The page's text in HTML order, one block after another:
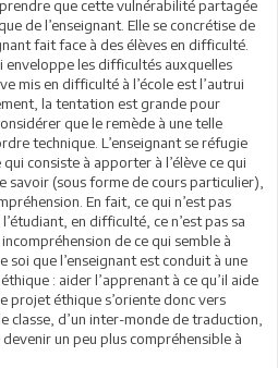
que cette vulnérabilité partagée
de l’enseignant. Elle se concrétise de
fait face à des élèves en difficulté.
enveloppe les difficultés auxquelles
mis en difficulté à l’école est l’autrui
la tentation est grande pour
que le remède à une telle
technique. L’enseignant se réfugie
consiste à apporter à l’élève ce qui
savoir (sous forme de cours particulier),
En fait, ce qui n’est pas
en difficulté, ce n’est pas sa
de ce qui semble à
soi que l’enseignant est conduit à une
: aider l’apprenant à ce qu’il aide
projet éthique s’oriente donc vers
classe, d’un inter-monde de traduction,
un peu plus compréhensible à